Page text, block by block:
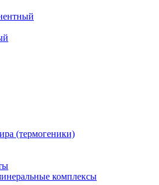
(термогеники)
комплексы